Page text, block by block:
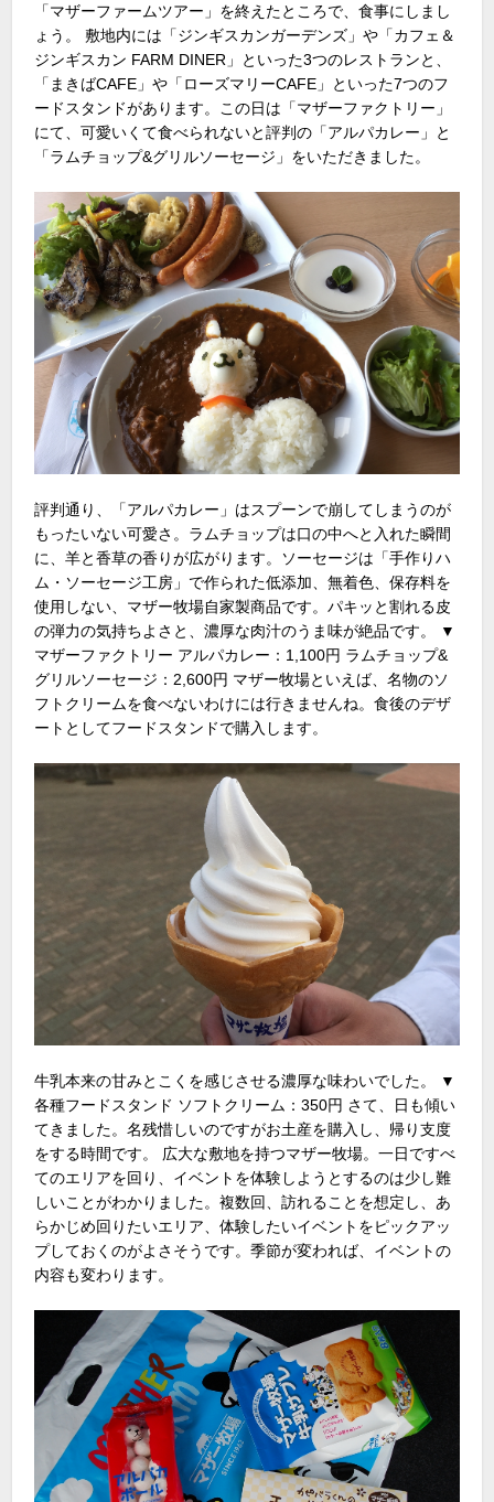
「マザーファームツアー」を終えたところで、食事にしまし
ょう。 敷地内には「ジンギスカンガーデンズ」や「カフェ＆
ジンギスカン FARM DINER」といった3つのレストランと、
「まきばCAFE」や「ローズマリーCAFE」といった7つのフ
ードスタンドがあります。この日は「マザーファクトリー」
にて、可愛いくて食べられないと評判の「アルパカレー」と
「ラムチョップ&グリルソーセージ」をいただきました。
評判通り、「アルパカレー」はスプーンで崩してしまうのが
もったいない可愛さ。ラムチョップは口の中へと入れた瞬間
に、羊と香草の香りが広がります。ソーセージは「手作りハ
ム・ソーセージ工房」で作られた低添加、無着色、保存料を
使用しない、マザー牧場自家製商品です。パキッと割れる皮
の弾力の気持ちよさと、濃厚な肉汁のうま味が絶品です。 ▼
マザーファクトリー アルパカレー：1,100円 ラムチョップ&
グリルソーセージ：2,600円 マザー牧場といえば、名物のソ
フトクリームを食べないわけには行きませんね。食後のデザ
ートとしてフードスタンドで購入します。
牛乳本来の甘みとこくを感じさせる濃厚な味わいでした。 ▼
各種フードスタンド ソフトクリーム：350円 さて、日も傾い
てきました。名残惜しいのですがお土産を購入し、帰り支度
をする時間です。 広大な敷地を持つマザー牧場。一日ですべ
てのエリアを回り、イベントを体験しようとするのは少し難
しいことがわかりました。複数回、訪れることを想定し、あ
らかじめ回りたいエリア、体験したいイベントをピックアッ
プしておくのがよさそうです。季節が変われば、イベントの
内容も変わります。